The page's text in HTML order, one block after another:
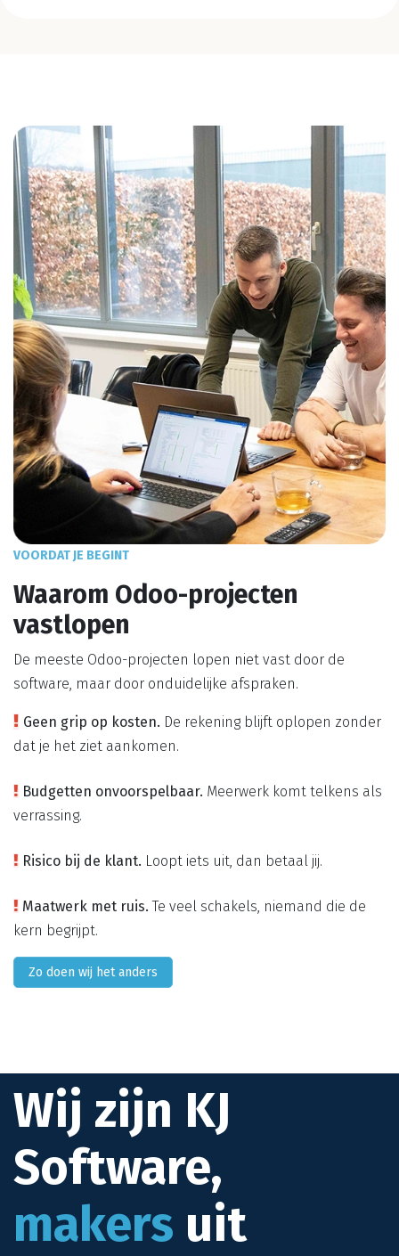
VOORDAT JE BEGINT
Waarom Odoo-projecten
vastlopen
De meeste Odoo-projecten lopen niet vast door de
software, maar door onduidelijke afspraken.
Geen grip op kosten. De rekening blijft oplopen zonder
dat je het ziet aankomen.
Budgetten onvoorspelbaar. Meerwerk komt telkens als
verrassing.
Risico bij de klant. Loopt iets uit, dan betaal jij.
Maatwerk met ruis. Te veel schakels, niemand die de
kern begrijpt.
Zo doen wij het anders
Wij zijn KJ
Software,
makers uit